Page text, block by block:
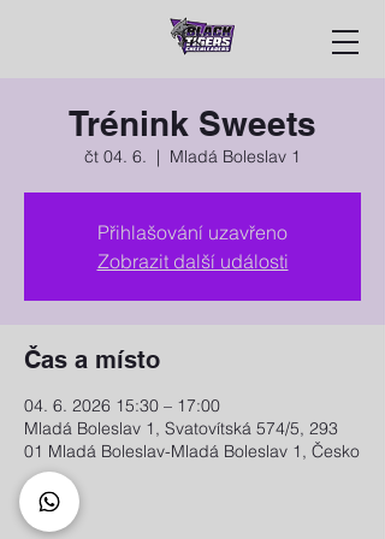
Trénink Sweets
čt 04. 6.
  |
Mladá Boleslav 1
Přihlašování uzavřeno
Zobrazit další události
Čas a místo
04. 6. 2026 15:30 – 17:00
Mladá Boleslav 1, Svatovítská 574/5, 293
01 Mladá Boleslav-Mladá Boleslav 1, Česko